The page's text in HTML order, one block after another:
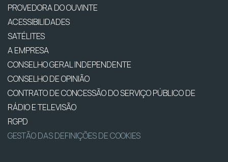
PROVEDORA DO OUVINTE
ACESSIBILIDADES
SATÉLITES
A EMPRESA
CONSELHO GERAL INDEPENDENTE
CONSELHO DE OPINIÃO
CONTRATO DE CONCESSÃO DO SERVIÇO PÚBLICO DE
RÁDIO E TELEVISÃO
RGPD
GESTÃO DAS DEFINIÇÕES DE COOKIES